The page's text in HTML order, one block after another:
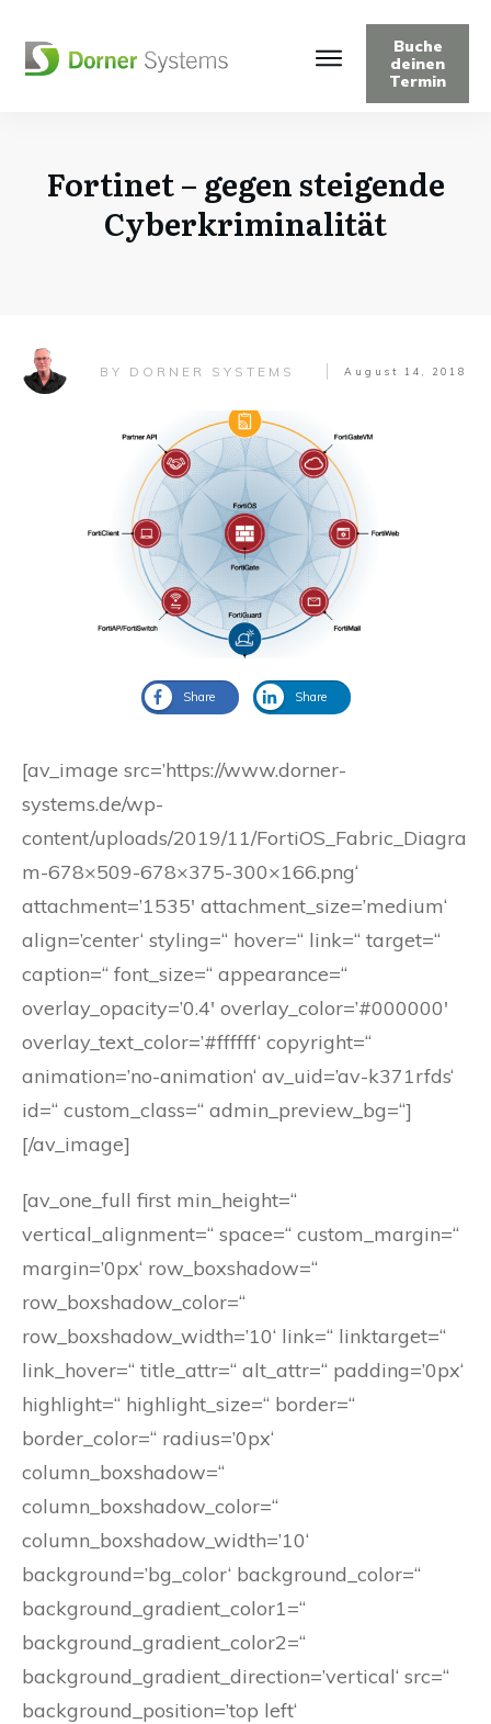
Buche
deinen
Termin
Fortinet – gegen steigende
Cyberkriminalität
BY DORNER SYSTEMS August 14, 2018
Share Share
[av_image src=’https://www.dorner-
systems.de/wp-
content/uploads/2019/11/FortiOS_Fabric_Diagra
m-678×509-678×375-300×166.png‘
attachment=’1535′ attachment_size=’medium‘
align=’center‘ styling=“ hover=“ link=“ target=“
caption=“ font_size=“ appearance=“
overlay_opacity=’0.4′ overlay_color=’#000000′
overlay_text_color=’#ffffff‘ copyright=“
animation=’no-animation‘ av_uid=’av-k371rfds‘
id=“ custom_class=“ admin_preview_bg=“]
[/av_image]
[av_one_full first min_height=“
vertical_alignment=“ space=“ custom_margin=“
margin=’0px‘ row_boxshadow=“
row_boxshadow_color=“
row_boxshadow_width=’10‘ link=“ linktarget=“
link_hover=“ title_attr=“ alt_attr=“ padding=’0px‘
highlight=“ highlight_size=“ border=“
border_color=“ radius=’0px‘
column_boxshadow=“
column_boxshadow_color=“
column_boxshadow_width=’10‘
background=’bg_color‘ background_color=“
background_gradient_color1=“
background_gradient_color2=“
background_gradient_direction=’vertical‘ src=“
background_position=’top left‘